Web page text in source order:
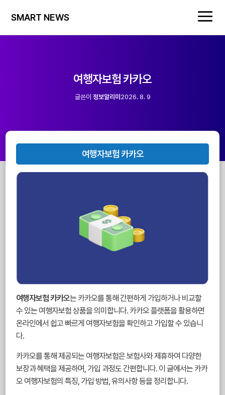
SMART NEWS
여행자보험 카카오
글쓴이 정보알리미2026. 8. 9
여행자보험 카카오
여행자보험 카카오는 카카오를 통해 간편하게 가입하거나 비교할
수 있는 여행자보험 상품을 의미합니다. 카카오 플랫폼을 활용하면
온라인에서 쉽고 빠르게 여행자보험을 확인하고 가입할 수 있습니
다.
카카오를 통해 제공되는 여행자보험은 보험사와 제휴하여 다양한
보장과 혜택을 제공하며, 가입 과정도 간편합니다. 이 글에서는 카카
오 여행자보험의 특징, 가입 방법, 유의사항 등을 정리합니다.